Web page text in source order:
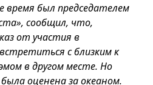
время был председателем
сообщил, что,
от участия в
с близким к
в другом месте. Но
оценена за океаном.